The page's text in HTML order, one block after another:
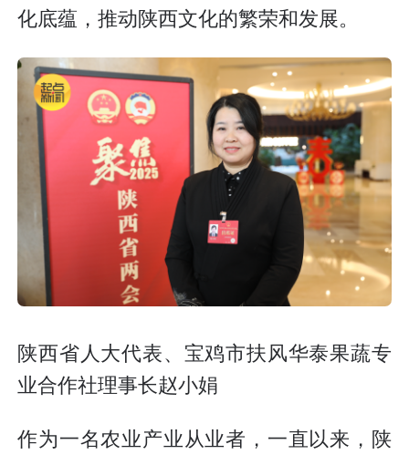
化底蕴，推动陕西文化的繁荣和发展。
陕西省人大代表、宝鸡市扶风华泰果蔬专
业合作社理事长赵小娟
作为一名农业产业从业者，一直以来，陕